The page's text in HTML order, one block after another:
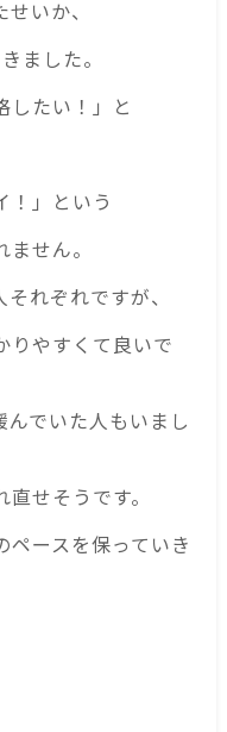
いか、
ました。
したい！」と
！」という
せん。
れぞれですが、
りやすくて良いで
でいた人もいまし
せそうです。
ースを保っていき